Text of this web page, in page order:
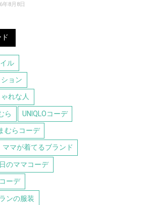
年8月8日
ル
ョン
れな人
ら UNIQLOコーデ
むらコーデ
ママが着てるブランド
のママコーデ
ーデ
ンの服装